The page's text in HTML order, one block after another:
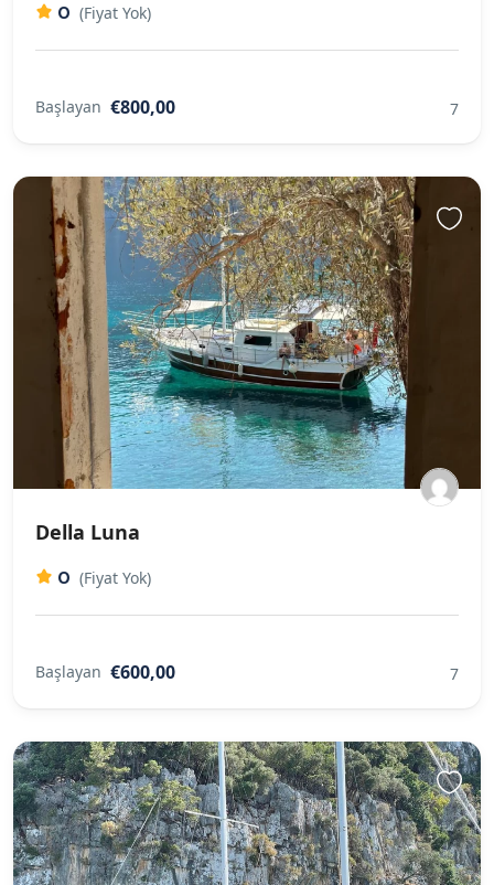
0 (Fiyat Yok)
Başlayan €800,00 7
Della Luna
0 (Fiyat Yok)
Başlayan €600,00 7